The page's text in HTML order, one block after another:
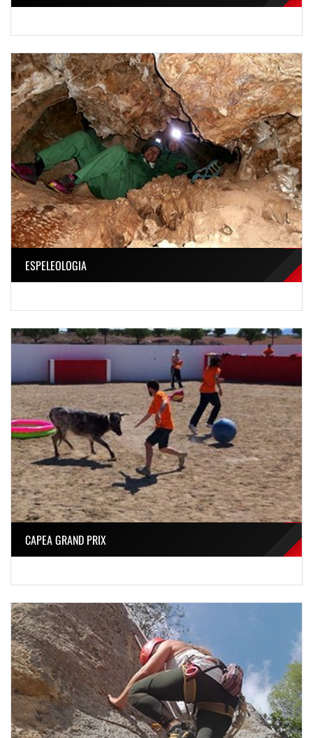
ESPELEOLOGIA
CAPEA GRAND PRIX